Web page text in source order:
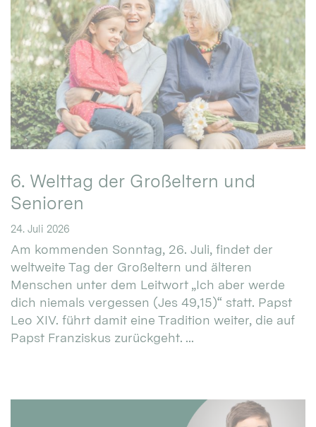
6. Welttag der Großeltern und
Senioren
24. Juli 2026
Am kommenden Sonntag, 26. Juli, findet der
weltweite Tag der Großeltern und älteren
Menschen unter dem Leitwort „Ich aber werde
dich niemals vergessen (Jes 49,15)“ statt. Papst
Leo XIV. führt damit eine Tradition weiter, die auf
Papst Franziskus zurückgeht. ...